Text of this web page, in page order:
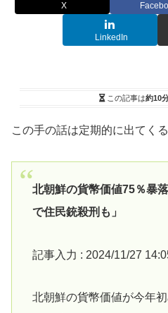
X
LinkedIn
この記事は約10
この手の話は定期的に出てくる
北朝鮮の貨幣価値75％暴
で住民銃殺刑も」
記事入力 : 2024/11/27
北朝鮮の貨幣価値が今年